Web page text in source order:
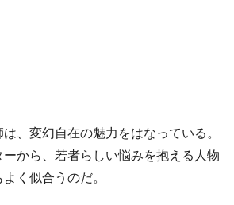
、変幻自在の魅力をはなっている。
から、若者らしい悩みを抱える人物
く似合うのだ。